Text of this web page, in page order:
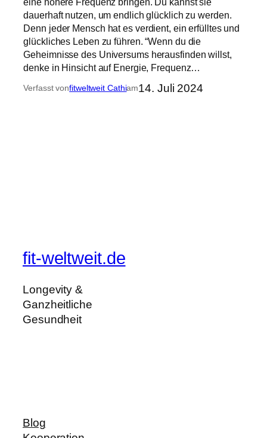
dauerhaft nutzen, um endlich glücklich zu werden.
Denn jeder Mensch hat es verdient, ein erfülltes und
glückliches Leben zu führen. “Wenn du die
Geheimnisse des Universums herausfinden willst,
denke in Hinsicht auf Energie, Frequenz…
Verfasst vonfitweltweit Cathiam14. Juli 2024
fit-weltweit.de
Longevity &
Ganzheitliche
Gesundheit
Blog